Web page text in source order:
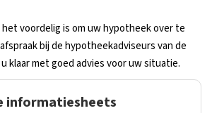
voordelig is om uw hypotheek over te
bij de hypotheekadviseurs van de
klaar met goed advies voor uw situatie.
informatiesheets